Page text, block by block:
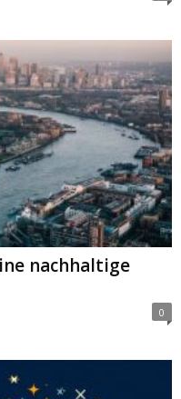
nachhaltige
0